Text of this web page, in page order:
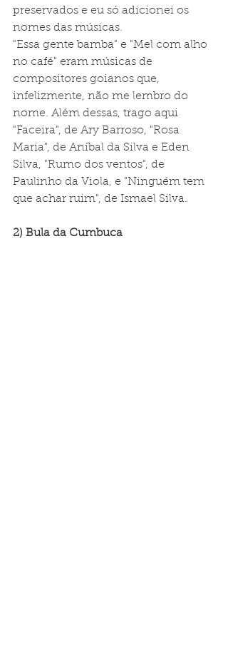
preservados e eu só adicionei os
nomes das músicas.
"Essa gente bamba" e "Mel com alho
no café" eram músicas de
compositores goianos que,
infelizmente, não me lembro do
nome. Além dessas, trago aqui
"Faceira", de Ary Barroso, "Rosa
Maria", de Aníbal da Silva e Eden
Silva, "Rumo dos ventos", de
Paulinho da Viola, e "Ninguém tem
que achar ruim", de Ismael Silva.
2) Bula da Cumbuca